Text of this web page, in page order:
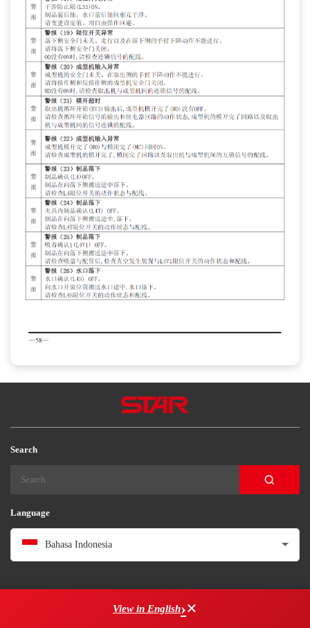
View in English ×
Search
Language
Bahasa Indonesia